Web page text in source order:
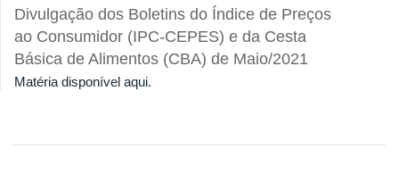
Divulgação dos Boletins do Índice de Preços
ao Consumidor (IPC-CEPES) e da Cesta
Básica de Alimentos (CBA) de Maio/2021
Matéria disponível aqui.